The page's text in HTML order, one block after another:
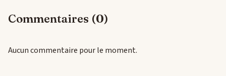
Commentaires (0)
Aucun commentaire pour le moment.